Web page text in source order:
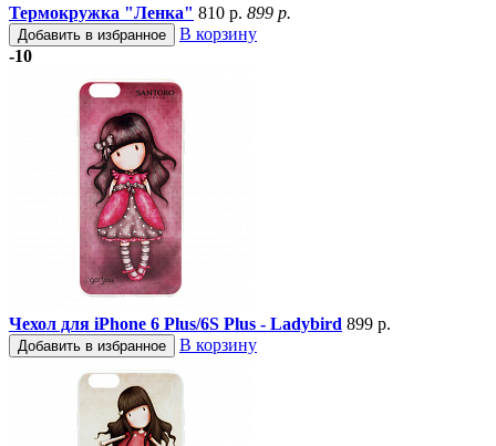
Термокружка "Ленка" 810 р. 899 р.
Добавить в избранное
В корзину
-10
Чехол для iPhone 6 Plus/6S Plus - Ladybird 899 р.
Добавить в избранное В корзину